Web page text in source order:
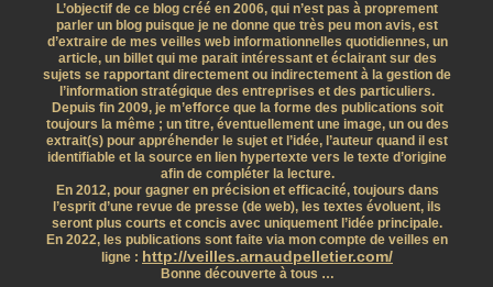
L’objectif de ce blog créé en 2006, qui n’est pas à proprement
parler un blog puisque je ne donne que très peu mon avis, est
d’extraire de mes veilles web informationnelles quotidiennes, un
article, un billet qui me parait intéressant et éclairant sur des
sujets se rapportant directement ou indirectement à la gestion de
l’information stratégique des entreprises et des particuliers.
Depuis fin 2009, je m’efforce que la forme des publications soit
toujours la même ; un titre, éventuellement une image, un ou des
extrait(s) pour appréhender le sujet et l’idée, l’auteur quand il est
identifiable et la source en lien hypertexte vers le texte d’origine
afin de compléter la lecture.
En 2012, pour gagner en précision et efficacité, toujours dans
l’esprit d’une revue de presse (de web), les textes évoluent, ils
seront plus courts et concis avec uniquement l’idée principale.
En 2022, les publications sont faite via mon compte de veilles en
ligne : http://veilles.arnaudpelletier.com/
Bonne découverte à tous …